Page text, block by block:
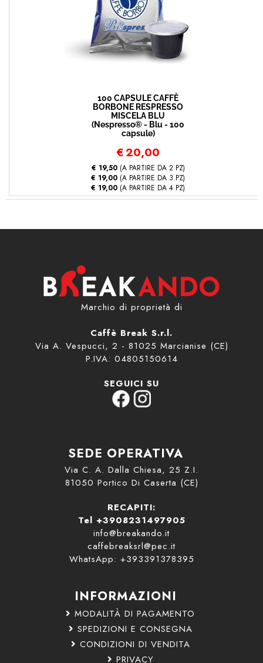
100 CAPSULE CAFFÈ
BORBONE RESPRESSO
MISCELA BLU
(Nespresso® - Blu - 100
capsule)
€20,00
€ 19,50(A PARTIRE DA 2 PZ)
€ 19,00 (A PARTIRE DA 3 PZ)
€ 19,00 (A PARTIRE DA 4 PZ)
Marchio di proprietà di
Caffè Break S.r.l.
Via A. Vespucci, 2 - 81025 Marcianise (CE)
P.IVA: 04805150614
SEGUICI SU
SEDE OPERATIVA
Via C. A. Dalla Chiesa, 25 Z.I.
81050 Portico Di Caserta (CE)
RECAPITI:
Tel +3908231497905
info@breakando.it
caffebreaksrl@pec.it
WhatsApp: +393391378395
INFORMAZIONI
MODALITÀ DI PAGAMENTO
SPEDIZIONI E CONSEGNA
CONDIZIONI DI VENDITA
PRIVACY